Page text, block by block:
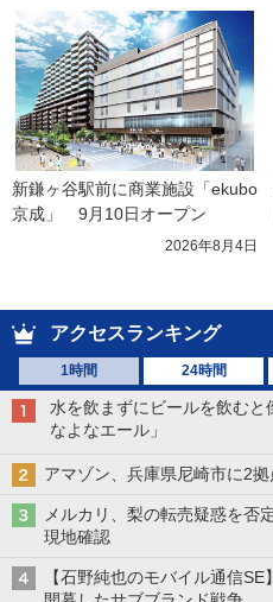
新鎌ヶ谷駅前に商業施設「ekubo
京成」　9月10日オープン
2026年8月4日
アクセスランキング
1時間 24時間
水を飲まずにビールを飲むと
なよなエール」
アマゾン、兵庫県尼崎市に2
メルカリ、梨の転売疑惑を
現地確認
【石野純也のモバイル通信